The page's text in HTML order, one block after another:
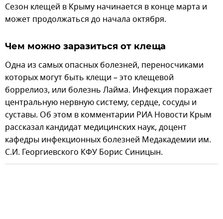
Сезон клещей в Крыму начинается в конце марта и
может продолжаться до начала октября.
Чем можно заразиться от клеща
Одна из самых опасных болезней, переносчиками
которых могут быть клещи – это клещевой
боррелиоз, или болезнь Лайма. Инфекция поражает
центральную нервную систему, сердце, сосуды и
суставы. Об этом в комментарии РИА Новости Крым
рассказал кандидат медицинских наук, доцент
кафедры инфекционных болезней Медакадемии им.
С.И. Георгиевского КФУ Борис Синицын.